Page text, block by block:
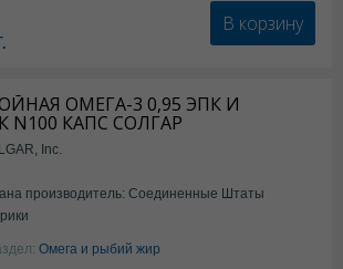
В корзину
ОМЕГА-3 0,95 ЭПК И
N100 КАПС СОЛГАР
Inc.
производитель: Соединенные Штаты
Омега и рыбий жир